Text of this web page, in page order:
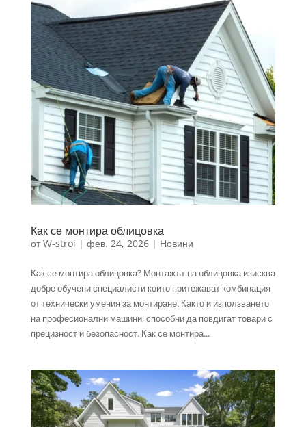
Как се монтира облицовка
отW-stroi | фев. 24, 2026| Новини
Как се монтира облицовка? Монтажът на облицовка изисква
добре обучени специалисти които притежават комбинация
от технически умения за монтиране. Както и използването
на професионални машини, способни да повдигат товари с
прецизност и безопасност. Как се монтира...